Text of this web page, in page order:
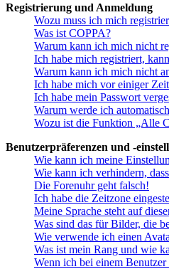
Registrierung und Anmeldung
Wozu muss ich mich
Was ist COPPA?
Warum kann ich mich nicht
Ich habe mich registriert,
Warum kann ich mich nicht
Ich habe mich vor einiger
Ich habe mein Passwort
Warum werde ich
Wozu ist die Funktion „Alle
Benutzerpräferenzen und -
Wie kann ich meine
Wie kann ich verhindern,
Die Forenuhr geht falsch!
Ich habe die Zeitzone
Meine Sprache steht auf
Was sind das für Bilder, die
Wie verwende ich einen
Was ist mein Rang und wie
Wenn ich bei einem